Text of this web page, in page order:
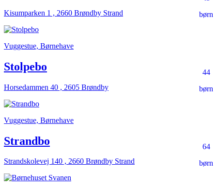
børn
Kisumparken 1 , 2660 Brøndby Strand
Vuggestue, Børnehave
44
børn
Stolpebo
Horsedammen 40 , 2605 Brøndby
Vuggestue, Børnehave
64
børn
Strandbo
Strandskolevej 140 , 2660 Brøndby Strand